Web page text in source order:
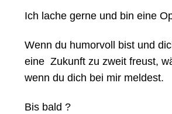
Ich lache gerne und bin eine
Wenn du humorvoll bist und
eine Zukunft zu zweit freust,
wenn du dich bei mir meldest.
Bis bald ?